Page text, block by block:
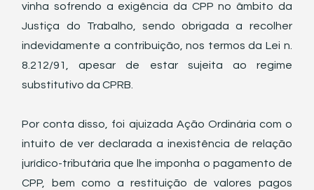
vinha sofrendo a exigência da CPP no âmbito da
Justiça do Trabalho, sendo obrigada a recolher
indevidamente a contribuição, nos termos da Lei n.
8.212/91, apesar de estar sujeita ao regime
substitutivo da CPRB.
Por conta disso, foi ajuizada Ação Ordinária com o
intuito de ver declarada a inexistência de relação
jurídico-tributária que lhe imponha o pagamento de
CPP, bem como a restituição de valores pagos